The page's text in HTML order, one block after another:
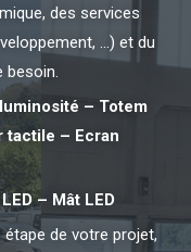
des services
…) et du
– Totem
tactile – Ecran
– Mât LED
de votre projet,